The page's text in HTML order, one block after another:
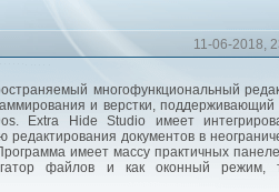
11-06-2018,
многофункциональный
и верстки, поддерживающий
Extra Hide Studio имеет
документов в
имеет массу практичных
файлов и как оконный режим,